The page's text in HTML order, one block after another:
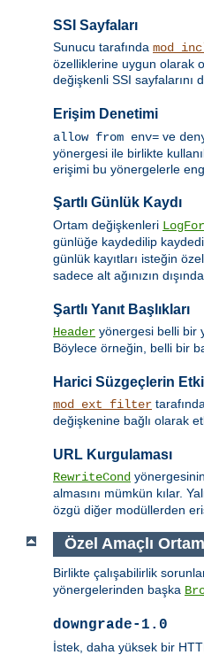
SSI Sayfaları
Sunucu tarafında
özelliklerine uygun olarak
değişkenli SSI sayfalarını
Erişim Denetimi
allow from env= ve
yönergesi ile birlikte
erişimi bu yönergelerle
Şartlı Günlük Kaydı
Ortam değişkenleri
günlüğe kaydedilip
günlük kayıtları isteğin
sadece alt ağınızın
Şartlı Yanıt Başlıkları
Header yönergesi belli bir
Böylece örneğin, belli bir
Harici Süzgeçlerin
mod_ext_filter
değişkenine bağlı olarak
URL Kurgulaması
RewriteCond yönergesinin
almasını mümkün kılar.
özgü diğer modüllerden
Özel Amaçlı
Birlikte çalışabilirlik
yönergelerinden başka
downgrade-1.0
İstek, daha yüksek bir